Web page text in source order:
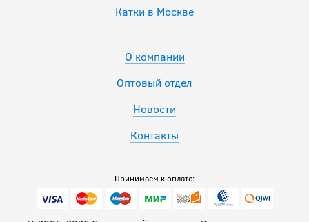
Катки в Москве
О компании
Оптовый отдел
Новости
Контакты
Принимаем к оплате: